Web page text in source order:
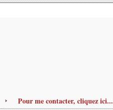
Pour me contacter, cliquez ici...